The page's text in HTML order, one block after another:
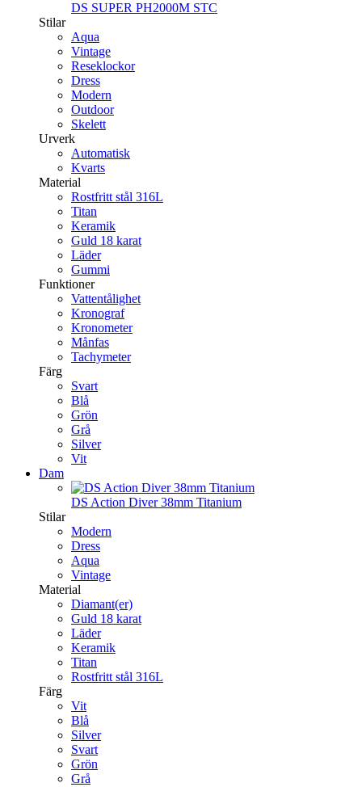
DS SUPER PH2000M STC
Stilar
Aqua
Vintage
Reseklockor
Dress
Modern
Outdoor
Skelett
Urverk
Automatisk
Kvarts
Material
Rostfritt stål 316L
Titan
Keramik
Guld 18 karat
Läder
Gummi
Funktioner
Vattentålighet
Kronograf
Kronometer
Månfas
Tachymeter
Färg
Svart
Blå
Grön
Grå
Silver
Vit
Dam
DS Action Diver 38mm Titanium
Stilar
Modern
Dress
Aqua
Vintage
Material
Diamant(er)
Guld 18 karat
Läder
Keramik
Titan
Rostfritt stål 316L
Färg
Vit
Blå
Silver
Svart
Grön
Grå